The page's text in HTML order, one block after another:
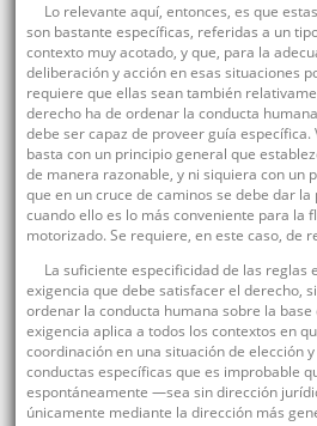
Lo relevante aquí, entonces, es que
son bastante específicas, referidas a un
contexto muy acotado, y que, para la
deliberación y acción en esas situaciones
requiere que ellas sean también
derecho ha de ordenar la conducta
debe ser capaz de proveer guía específica.
basta con un principio general que
de manera razonable, y ni siquiera con un
que en un cruce de caminos se debe dar
cuando ello es lo más conveniente para la
motorizado. Se requiere, en este caso, de
La suficiente especificidad de las reglas
exigencia que debe satisfacer el derecho,
ordenar la conducta humana sobre la base
exigencia aplica a todos los contextos en
coordinación en una situación de elección
conductas específicas que es improbable
espontáneamente —sea sin dirección
únicamente mediante la dirección más